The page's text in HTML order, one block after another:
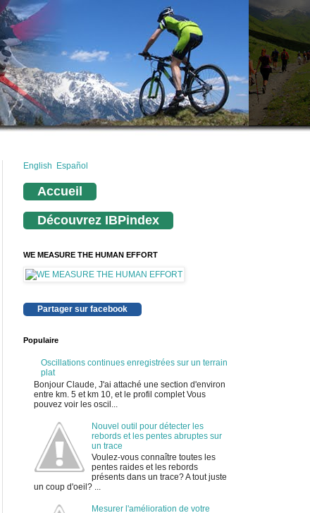
English Español
Accueil
Découvrez IBPindex
WE MEASURE THE HUMAN EFFORT
Partager sur facebook
Populaire
Oscillations continues enregistrées sur un terrain
plat
Bonjour Claude, J'ai attaché une section d'environ
entre km. 5 et km 10, et le profil complet Vous
pouvez voir les oscil...
Nouvel outil pour détecter les
rebords et les pentes abruptes sur
un trace
Voulez-vous connaître toutes les
pentes raides et les rebords
présents dans un trace? A tout juste
un coup d'oeil? ...
Mesurer l'amélioration de votre